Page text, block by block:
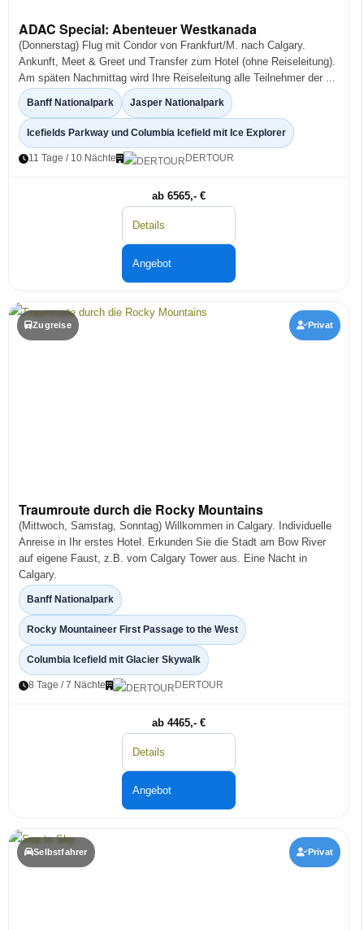
ADAC Special: Abenteuer Westkanada
(Donnerstag) Flug mit Condor von Frankfurt/M. nach Calgary.
Ankunft, Meet & Greet und Transfer zum Hotel (ohne Reiseleitung).
Am späten Nachmittag wird Ihre Reiseleitung alle Teilnehmer der ...
Banff Nationalpark Jasper Nationalpark
Icefields Parkway und Columbia Icefield mit Ice Explorer
11 Tage / 10 Nächte DERTOUR
ab 6565,- €
Details
Angebot
Zugreise Privat
Traumroute durch die Rocky Mountains
(Mittwoch, Samstag, Sonntag) Willkommen in Calgary. Individuelle
Anreise in Ihr erstes Hotel. Erkunden Sie die Stadt am Bow River
auf eigene Faust, z.B. vom Calgary Tower aus. Eine Nacht in
Calgary.
Banff Nationalpark
Rocky Mountaineer First Passage to the West
Columbia Icefield mit Glacier Skywalk
8 Tage / 7 Nächte DERTOUR
ab 4465,- €
Details
Angebot
Selbstfahrer Privat